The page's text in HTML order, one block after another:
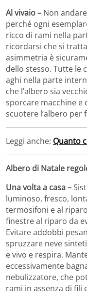
Al vivaio – Non
perché ogni
ricco di rami nella
ricordarsi che si
asimmetria è
dello stesso. Tutte le
aghi nella parte
che l’albero sia
sporcare macchine e
scuotere l’albero per
Leggi anche: Quanto
Albero di Natale
Una volta a casa –
luminoso, fresco,
termosifoni e al
finestre al riparo da
Evitare addobbi
spruzzare neve
e vivo e respira.
eccessivamente
nebulizzatore, che
rami in assenza di fili